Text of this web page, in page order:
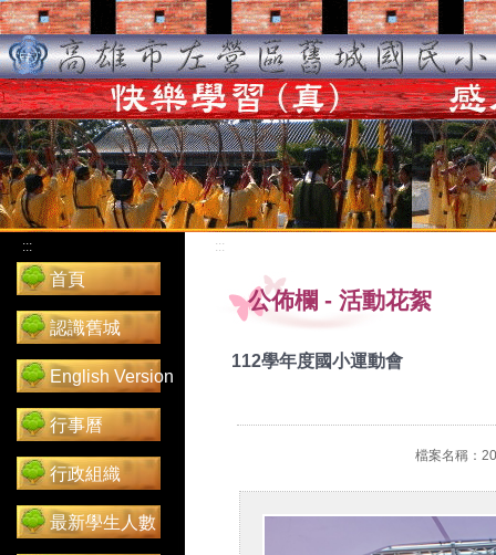
:::
首頁
認識舊城
English Version
行事曆
行政組織
最新學生人數
:::
公佈欄 - 活動花絮
112學年度國小運動會
檔案名稱：